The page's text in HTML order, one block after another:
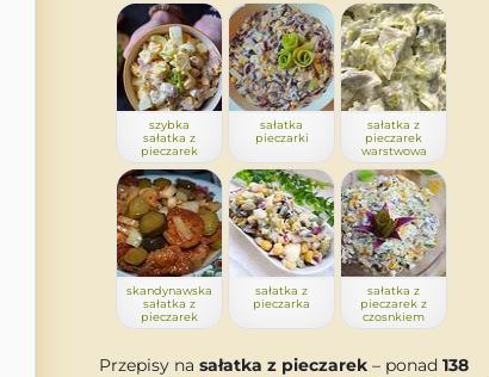
szybka
sałatka z
pieczarek
sałatka
pieczarki
sałatka z
pieczarek
warstwowa
skandynawska
sałatka z
pieczarek
sałatka z
pieczarka
sałatka z
pieczarek z
czosnkiem
Przepisy na sałatka z pieczarek – ponad 138